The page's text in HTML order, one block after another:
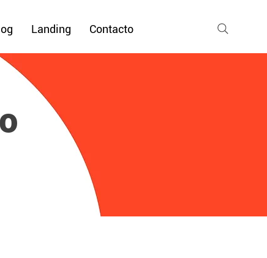
Landing Contacto